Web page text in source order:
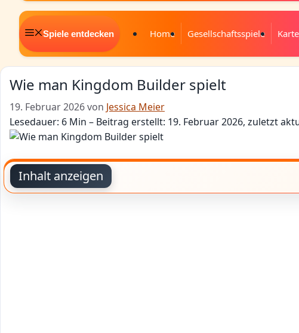
Spiele entdecken Home Gesellschaftsspiele
Wie man Kingdom Builder spielt
19. Februar 2026von Jessica Meier
Lesedauer: 6 Min – Beitrag erstellt: 19. Februar 2026, zuletzt
Inhalt anzeigen